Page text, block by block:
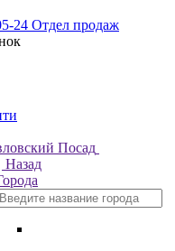
24 Отдел продаж
Посад
Назад